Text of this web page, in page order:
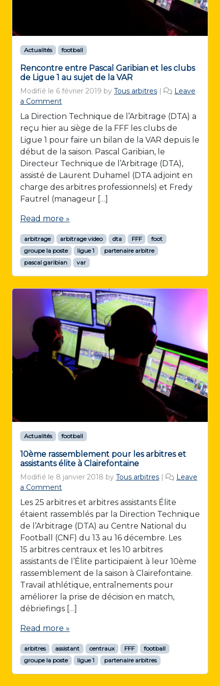
Actualités football
Rencontre entre Pascal Garibian et les clubs
de Ligue 1 au sujet de la VAR
Modifié le 6 février 2019 by Tous arbitres |
Leave
a Comment
La Direction Technique de l’Arbitrage (DTA) a
reçu hier au siège de la FFF les clubs de
Ligue 1 pour faire un bilan de la VAR depuis le
début de la saison. Pascal Garibian, le
Directeur Technique de l’Arbitrage (DTA),
assisté de Laurent Duhamel (DTA adjoint en
charge des arbitres professionnels) et Fredy
Fautrel (manageur […]
Read more »
arbitrage arbitrage video dta FFF
foot
groupe la poste
ligue 1
partenaire arbitre
pascal garibian
var
Actualités football
10ème rassemblement pour les arbitres et
assistants élite à Clairefontaine
Modifié le 8 janvier 2018 by Tous arbitres |
Leave
a Comment
Les 25 arbitres et arbitres assistants Élite
étaient rassemblés par la Direction Technique
de l’Arbitrage (DTA) au Centre National du
Football (CNF) du 13 au 16 décembre. Les
15 arbitres centraux et les 10 arbitres
assistants de l’Élite participaient à leur 10ème
rassemblement de la saison à Clairefontaine.
Travail athlétique, entraînements pour
améliorer la prise de décision en match,
débriefings […]
Read more »
arbitres assistant centraux FFF
football
groupe la poste
ligue 1 partenaire arbitres